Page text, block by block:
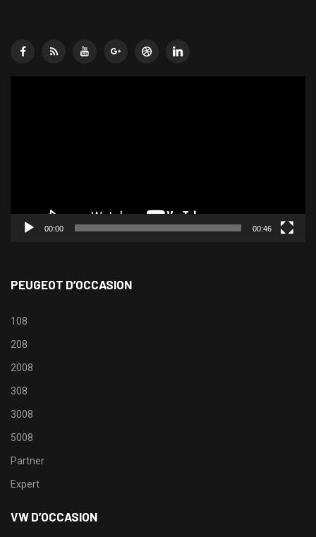
00:00 00:46
PEUGEOT D’OCCASION
108
208
2008
308
3008
5008
Partner
Expert
VW D’OCCASION